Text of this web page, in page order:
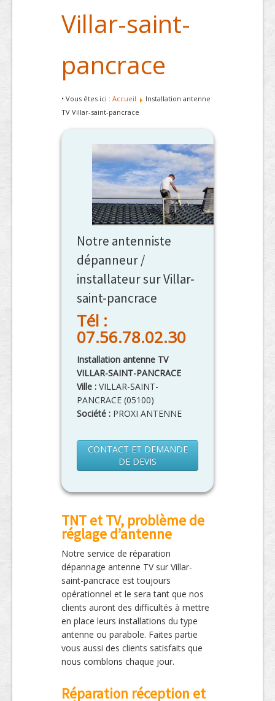
Villar-saint-
pancrace
• Vous êtes ici : Accueil
Installation antenne
TV Villar-saint-pancrace
Notre antenniste
dépanneur /
installateur sur Villar-
saint-pancrace
Tél :
07.56.78.02.30
Installation antenne TV
VILLAR-SAINT-PANCRACE
Ville : VILLAR-SAINT-
PANCRACE (05100)
Société : PROXI ANTENNE
CONTACT ET DEMANDE
DE DEVIS
TNT et TV, problème de
réglage d’antenne
Notre service de réparation
dépannage antenne TV sur Villar-
saint-pancrace est toujours
opérationnel et le sera tant que nos
clients auront des difficultés à mettre
en place leurs installations du type
antenne ou parabole. Faites partie
vous aussi des clients satisfaits que
nous comblons chaque jour.
Réparation réception et